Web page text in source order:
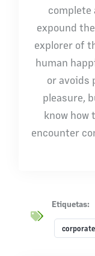
complete
expound
explorer of
human
or avoids
pleasure,
know how
encounter
Etiquetas:
corporate
Lanzami
ento
studio
desarrol